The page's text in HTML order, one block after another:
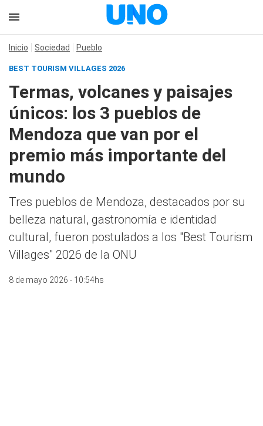
Inicio Sociedad Pueblo
BEST TOURISM VILLAGES 2026
Termas, volcanes y paisajes
únicos: los 3 pueblos de
Mendoza que van por el
premio más importante del
mundo
Tres pueblos de Mendoza, destacados por su
belleza natural, gastronomía e identidad
cultural, fueron postulados a los "Best Tourism
Villages" 2026 de la ONU
8 de mayo 2026 - 10:54hs